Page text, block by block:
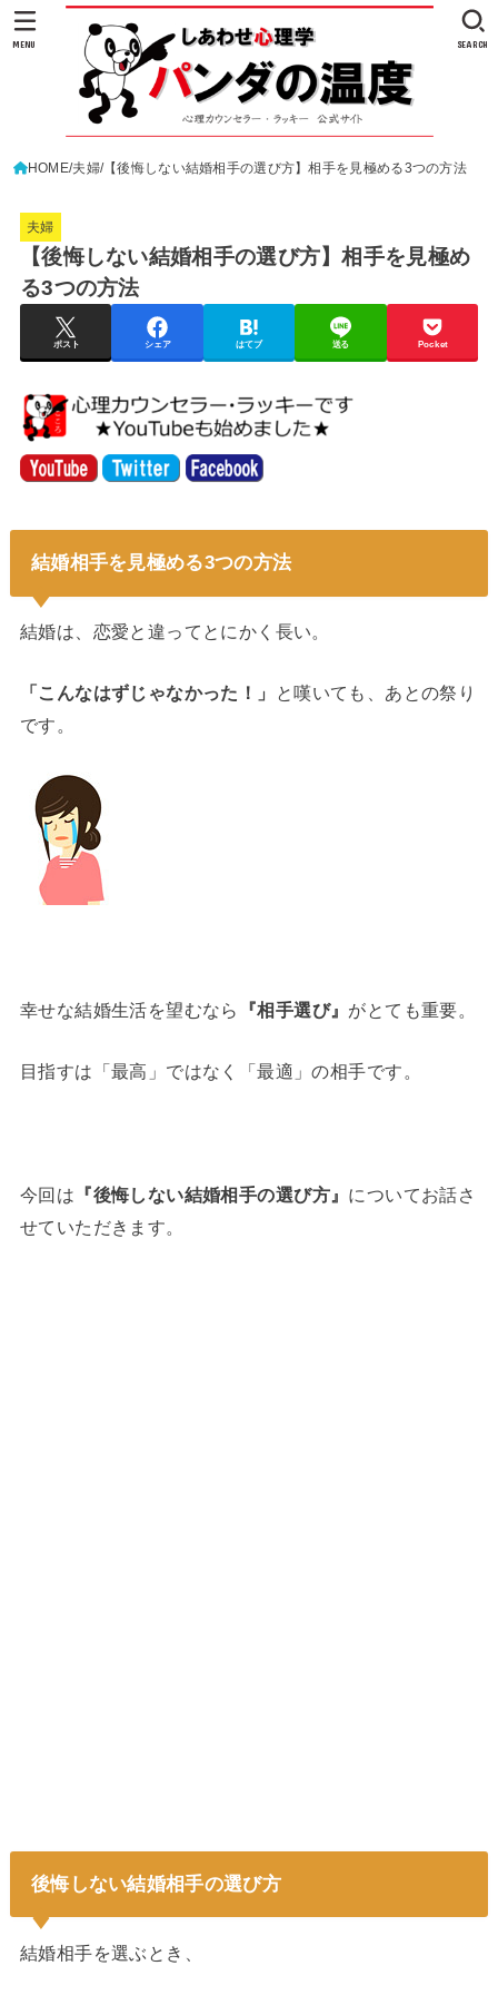
SEARCH
MENU
HOME 夫婦 【後悔しない結婚相手の選び方】相手を見極める3つの方法
夫婦
【後悔しない結婚相手の選び方】相手を見極め
る3つの方法
ポスト シェア はてブ 送る Pocket
結婚相手を見極める3つの方法
結婚は、恋愛と違ってとにかく長い。
「こんなはずじゃなかった！」
と嘆いても、あとの祭り
です。
幸せな結婚生活を望むなら 『相手選び』 がとても重要。
目指すは「最高」ではなく「最適」の相手です。
今回は 『後悔しない結婚相手の選び方』 についてお話さ
せていただきます。
後悔しない結婚相手の選び方
結婚相手を選ぶとき、